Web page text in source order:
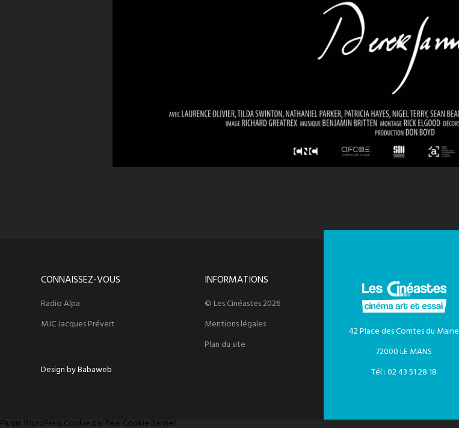
CONNAISSEZ-VOUS
Radio Alpa
MJC Jacques Prévert
Design by Babaweb
INFORMATIONS
© Les Cinéastes 2026
Mentions légales
Plan du site
42 Place des Comtes du Maine
72000 LE MANS
Tél : 02 43 51 28 18
Plugin WordPress Cookie par Real Cookie Banner